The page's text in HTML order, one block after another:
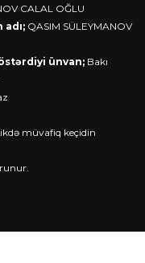
CALAL OĞLU
adı; QASIM SÜLEYMANOV
ünvan; Bakı
müvafiq keçidin